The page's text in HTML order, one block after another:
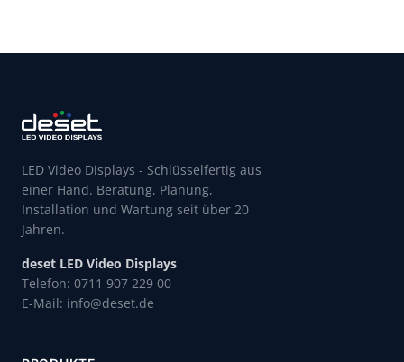
LED Video Displays - Schlüsselfertig aus
einer Hand. Beratung, Planung,
Installation und Wartung seit über 20
Jahren.
deset LED Video Displays
Telefon: 0711 907 229 00
E-Mail: info@deset.de